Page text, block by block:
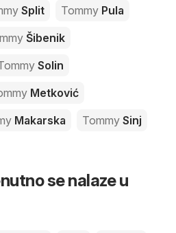
Split Tommy Pula
Šibenik
Solin
Metković
Makarska Tommy Sinj
se nalaze u